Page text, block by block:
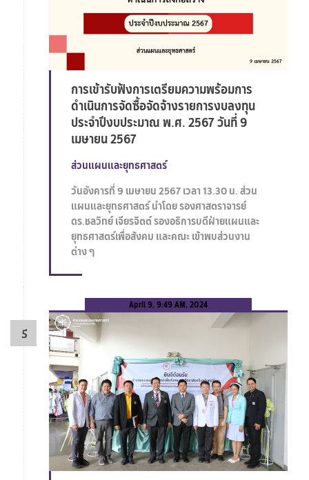
การเข้ารับฟังการเตรียมความพร้อมการ
ดำเนินการจัดซื้อจัดจ้างรายการงบลงทุน
ประจำปีงบประมาณ พ.ศ. 2567 วันที่ 9
เมษายน 2567
ส่วนแผนและยุทธศาสตร์
วันอังคารที่ 9 เมษายน 2567 เวลา 13.30 น. ส่วน
แผนและยุทธศาสตร์ นำโดย รองศาสตราจารย์
ดร.ชลวิทย์ เจียรจิตต์ รองอธิการบดีฝ่ายแผนและ
ยุทธศาสตร์เพื่อสังคม และคณะ เข้าพบส่วนงาน
ต่าง ๆ
April 9, 9:49 AM, 2024